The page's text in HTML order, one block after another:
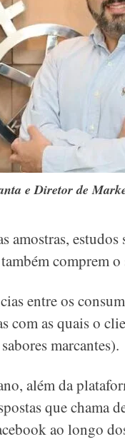
e Diretor de
amostras,
comprem o
entre os
com as quais o
marcantes).
além da
que
ao longo